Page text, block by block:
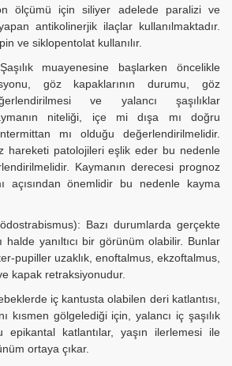
ölçümü için siliyer adelede paralizi ve
antikolinerjik ilaçlar kullanılmaktadır.
ve siklopentolat kullanılır.
muayenesine başlarken öncelikle
göz kapaklarının durumu, göz
ve yalancı şaşılıklar
niteliği, içe mi dışa mı doğru
mı olduğu değerlendirilmelidir.
hareketi patolojileri eşlik eder bu nedenle
Kaymanın derecesi prognoz
açısından önemlidir bu nedenle kayma
Bazı durumlarda gerçekte
halde yanıltıcı bir görünüm olabilir. Bunlar
pupiller uzaklık, enoftalmus, ekzoftalmus,
kapak retraksiyonudur.
iç kantusta olabilen deri katlantısı,
kısmen gölgelediği için, yalancı iç şaşılık
epikantal katlantılar, yaşın ilerlemesi ile
ortaya çıkar.